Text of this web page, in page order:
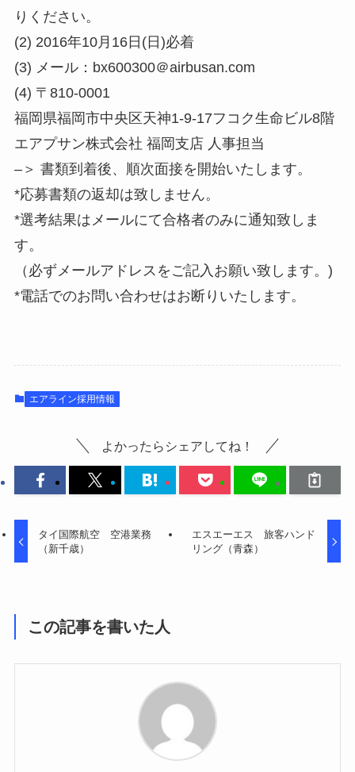
りください。
(2) 2016年10月16日(日)必着
(3) メール：bx600300＠airbusan.com
(4) 〒810-0001
福岡県福岡市中央区天神1-9-17フコク生命ビル8階
エアプサン株式会社 福岡支店 人事担当
–＞ 書類到着後、順次面接を開始いたします。
*応募書類の返却は致しません。
*選考結果はメールにて合格者のみに通知致しま
す。
（必ずメールアドレスをご記入お願い致します。)
*電話でのお問い合わせはお断りいたします。
エアライン採用情報
よかったらシェアしてね！
タイ国際航空 空港業務
（新千歳）
エスエーエス 旅客ハンド
リング（青森）
この記事を書いた人